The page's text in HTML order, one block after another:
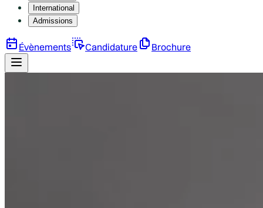
International
Admissions
Évènements Candidature Brochure